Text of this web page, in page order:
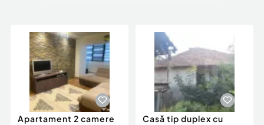
Apartament 2 camere
Casă tip duplex cu